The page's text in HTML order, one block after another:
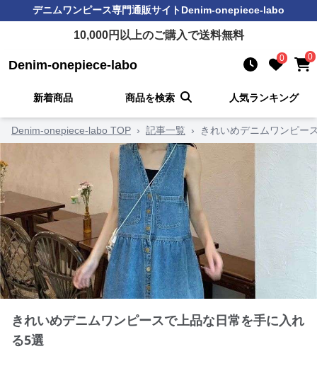
デニムワンピース専門通販サイトDenim-onepiece-labo
10,000円以上のご購入で送料無料
Denim-onepiece-labo 0 0
新着商品 商品を検索 人気ランキング
Denim-onepiece-labo TOP › 記事一覧 › きれいめデニムワンピー
きれいめデニムワンピースで上品な日常を手に入れ
る5選